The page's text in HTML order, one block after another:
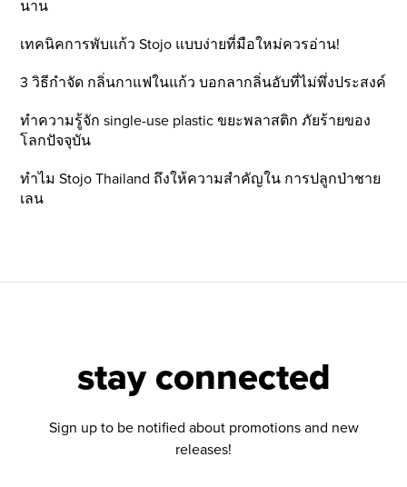
นาน
เทคนิคการพับแก้ว Stojo แบบง่ายที่มือใหม่ควรอ่าน!
3 วิธีกำจัด กลิ่นกาแฟในแก้ว บอกลากลิ่นอับที่ไม่พึ่งประสงค์
ทำความรู้จัก single-use plastic ขยะพลาสติก ภัยร้ายของ
โลกปัจจุบัน
ทำไม Stojo Thailand ถึงให้ความสำคัญใน การปลูกป่าชาย
เลน
stay connected
Sign up to be notified about promotions and new
releases!